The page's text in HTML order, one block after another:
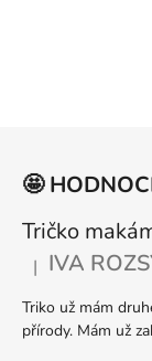
🤩
Tričko
Hodnocení
| IVA
Triko už mám
přírody. Mám už